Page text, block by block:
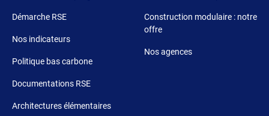
Démarche RSE
Nos indicateurs
Politique bas carbone
Documentations RSE
Architectures élémentaires
Construction modulaire : notre
offre
Nos agences